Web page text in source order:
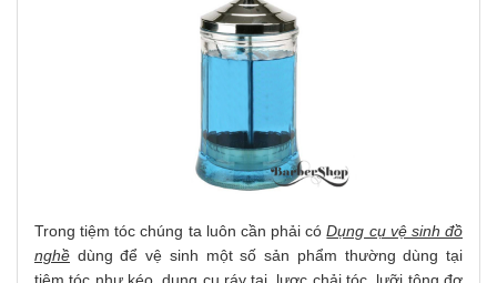
Trong tiệm tóc chúng ta luôn cần phải cóDụng cụ vệ sinh đồ
nghề dùng để vệ sinh một số sản phẩm thường dùng tại